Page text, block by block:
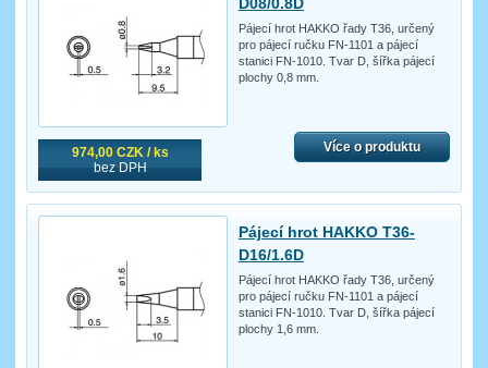
974,00 CZK / ks
bez DPH
D08/0.8D
Pájecí hrot HAKKO řady T36, určený
pro pájecí ručku FN-1101 a pájecí
stanici FN-1010. Tvar D, šířka pájecí
plochy 0,8 mm.
Více o produktu
Pájecí hrot HAKKO T36-
D16/1.6D
Pájecí hrot HAKKO řady T36, určený
pro pájecí ručku FN-1101 a pájecí
stanici FN-1010. Tvar D, šířka pájecí
plochy 1,6 mm.